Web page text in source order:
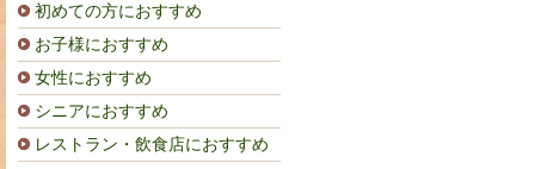
初めての方におすすめ
お子様におすすめ
女性におすすめ
シニアにおすすめ
レストラン・飲食店におすすめ